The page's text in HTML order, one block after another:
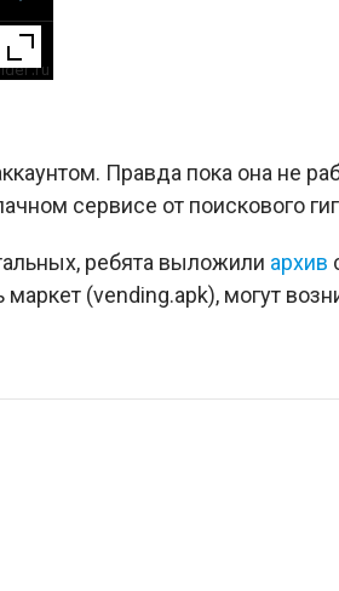
Правда пока она не
сервисе от поискового
ребята выложили архив
(vending.apk), могут